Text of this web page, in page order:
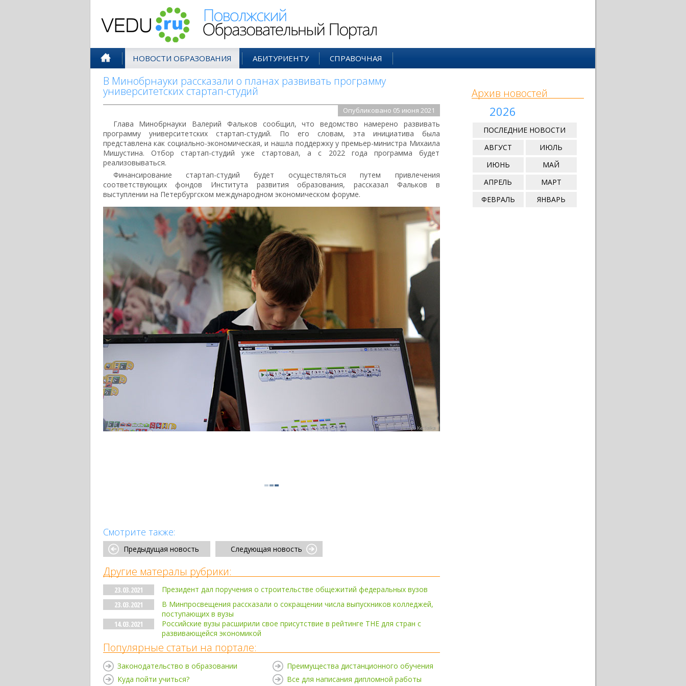
НОВОСТИ ОБРАЗОВАНИЯ АБИТУРИЕНТУ СПРАВОЧНАЯ
В Минобрнауки рассказали о планах развивать программу
университетских стартап-студий
Опубликовано 05 июня 2021
Глава Минобрнауки Валерий Фальков сообщил, что ведомство намерено развивать
программу университетских стартап-студий. По его словам, эта инициатива была
представлена как социально-экономическая, и нашла поддержку у премьер-министра Михаила
Мишустина. Отбор стартап-студий уже стартовал, а с 2022 года программа будет
реализовываться.
Финансирование стартап-студий будет осуществляться путем привлечения
соответствующих фондов Института развития образования, рассказал Фальков в
выступлении на Петербургском международном экономическом форуме.
Смотрите также:
Предыдущая новость Следующая новость
Другие матералы рубрики:
23.03.2021
Президент дал поручения о строительстве общежитий федеральных вузов
23.03.2021
В Минпросвещения рассказали о сокращении числа выпускников колледжей,
поступающих в вузы
14.03.2021
Российские вузы расширили свое присутствие в рейтинге THE для стран с
развивающейся экономикой
Популярные статьи на портале:
Законодательство в образовании
Куда пойти учиться?
Преимущества дистанционного обучения
Все для написания дипломной работы
Архив новостей
2026
ПОСЛЕДНИЕ НОВОСТИ
АВГУСТ
ИЮЛЬ
ИЮНЬ
МАЙ
АПРЕЛЬ
МАРТ
ФЕВРАЛЬ
ЯНВАРЬ